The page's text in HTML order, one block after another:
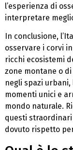
l’esperienza di
interpretare
In conclusione,
osservare i corvi
ricchi ecosistemi
zone montane o
negli spazi urbani,
momenti unici e
mondo naturale.
questi
dovuto rispetto